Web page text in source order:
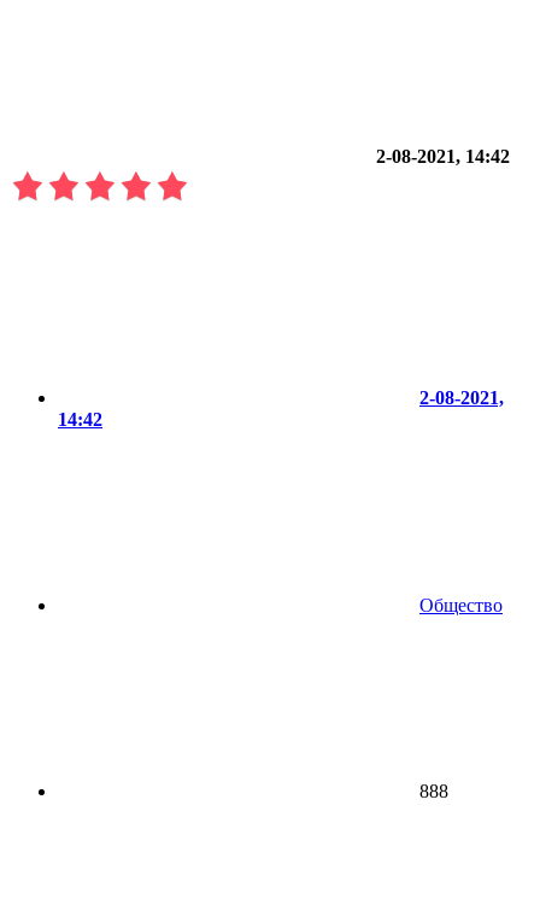
2-08-2021, 14:42
2-08-2021,
14:42
Общество
888